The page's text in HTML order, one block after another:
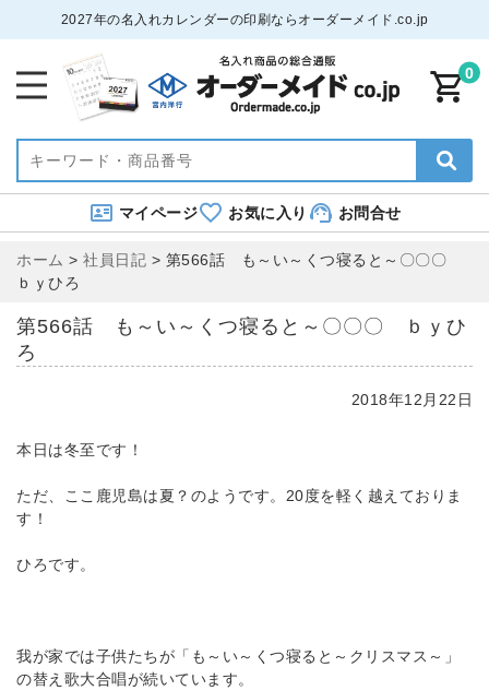
2027年の名入れカレンダーの印刷ならオーダーメイド.co.jp
0
マイページ お気に入り お問合せ
ホーム > 社員日記 > 第566話 も～い～くつ寝ると～〇〇〇
ｂｙひろ
第566話 も～い～くつ寝ると～〇〇〇 ｂｙひ
ろ
2018年12月22日
本日は冬至です！
ただ、ここ鹿児島は夏？のようです。20度を軽く越えておりま
す！
ひろです。
我が家では子供たちが「も～い～くつ寝ると～クリスマス～」
の替え歌大合唱が続いています。